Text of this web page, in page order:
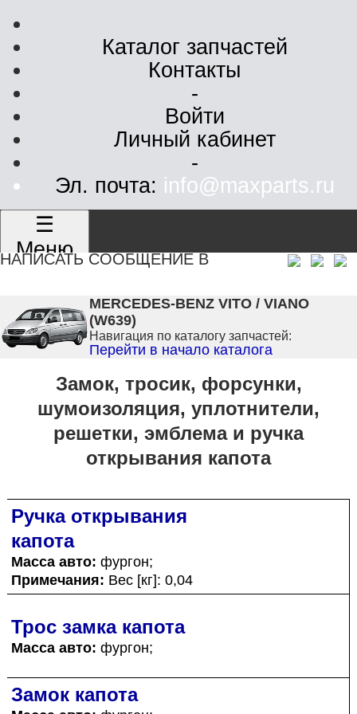
Каталог запчастей
Контакты
-
Войти
Личный кабинет
-
Эл. почта: info@maxparts.ru
☰
Меню
НАПИСАТЬ СООБЩЕНИЕ В
MERCEDES-BENZ VITO / VIANO
(W639)
Навигация по каталогу запчастей:
Перейти в начало каталога
Замок, тросик, форсунки,
шумоизоляция, уплотнители,
решетки, эмблема и ручка
открывания капота
Ручка открывания
капота
Масса авто: фургон;
Примечания: Вес [кг]: 0,04
Трос замка капота
Масса авто: фургон;
Замок капота